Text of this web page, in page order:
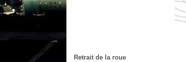
Retrait de la roue